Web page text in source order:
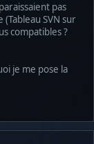
pas
SVN sur
compatibles ?
je me pose la